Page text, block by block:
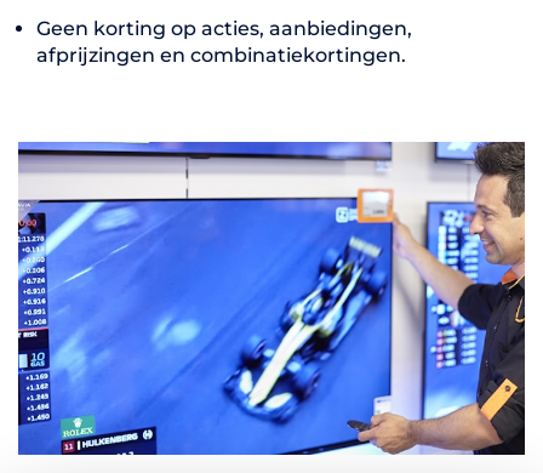
Geen korting op acties, aanbiedingen,
afprijzingen en combinatiekortingen.